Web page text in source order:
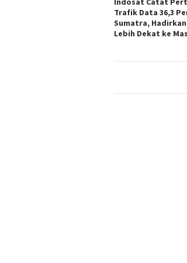
Trafik Data 36,3
Sumatra, Hadirkan
Lebih Dekat ke